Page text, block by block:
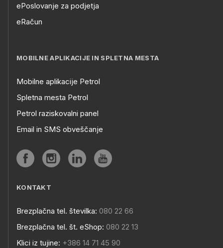
ePoslovanje za podjetja
eRačun
MOBILNE APLIKACIJE IN SPLETNA MESTA
Mobilne aplikacije Petrol
Spletna mesta Petrol
Petrol raziskovalni panel
Email in SMS obveščanje
KONTAKT
Brezplačna tel. številka: 080 22 66
Brezplačna tel. št. eShop: 080 22 13
Klici iz tujine: +386 14 71 45 90